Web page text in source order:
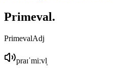
Primeval.
PrimevalAdj
praɪˈmiːvl̩